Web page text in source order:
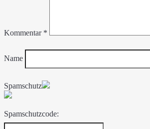
Kommentar *
Name
Spamschutz
Spamschutzcode: